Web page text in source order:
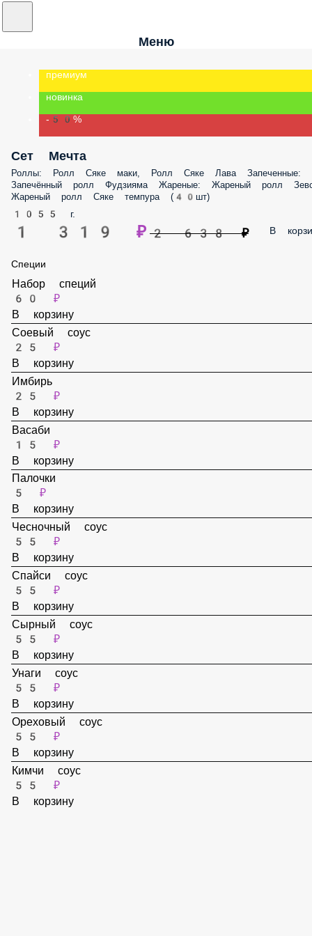
Меню
премиум
новинка
-50%
Сет Мечта
Роллы: Ролл Сяке маки, Ролл Сяке Лава Запеченные: Запечённый
Фудзияма Жареные: Жареный ролл Зевс, Жареный ролл Сяке
(40шт)
1055 г.
1 319 ₽ 2 638 ₽ В
Специи
Набор специй
60 ₽
В корзину
Соевый соус
25 ₽
В корзину
Имбирь
25 ₽
В корзину
Васаби
15 ₽
В корзину
Палочки
5 ₽
В корзину
Чесночный соус
55 ₽
В корзину
Спайси соус
55 ₽
В корзину
Сырный соус
55 ₽
В корзину
Унаги соус
55 ₽